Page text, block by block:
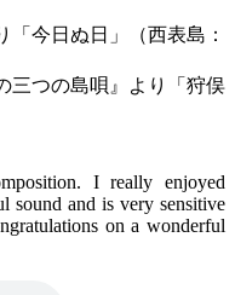
今日ぬ日」（西表島：
三つの島唄』より「狩俣
I really enjoyed
sound and is very sensitive
on a wonderful